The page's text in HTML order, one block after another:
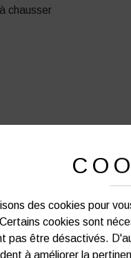
chausser
des cookies pour
cookies sont
pas être désactivés.
à améliorer la